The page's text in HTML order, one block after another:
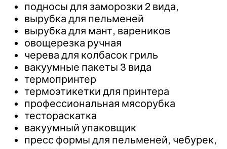
подносы для заморозки 2 вида,
вырубка для пельменей
вырубка для мант, вареников
овощерезка ручная
черева для колбасок гриль
вакуумные пакеты 3 вида
термопринтер
термоэтикетки для принтера
профессиональная мясорубка
тестораскатка
вакуумный упаковщик
пресс формы для пельменей, чебурек,